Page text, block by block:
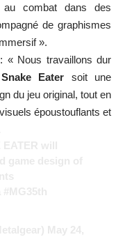
au combat dans des
de graphismes
».
« Nous travaillons dur
Eater soit une
du jeu original, tout en
époustouflants et